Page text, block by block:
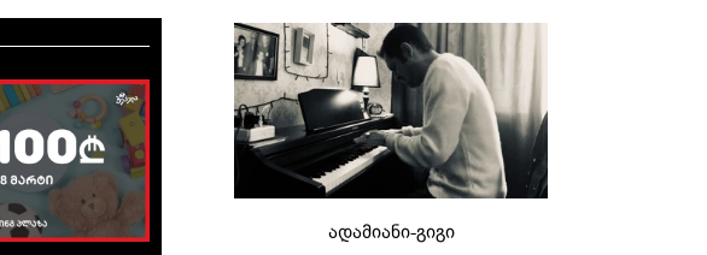
ადამიანი-გიგი